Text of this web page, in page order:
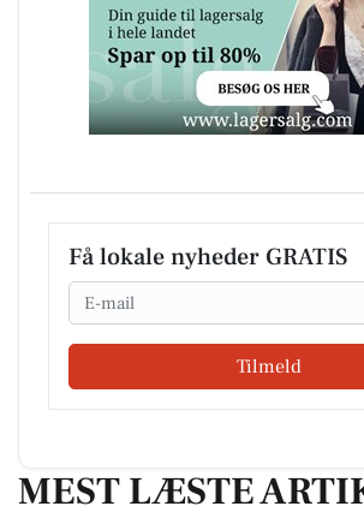
Få lokale nyheder GRATIS
Email
Tilmeld
MEST LÆSTE